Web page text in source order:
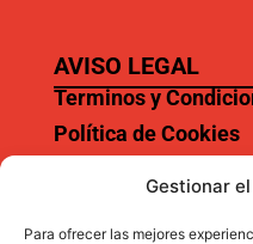
Gestionar
Para ofrecer las mejores
AVISO LEGAL
Terminos y
Política de Cookies